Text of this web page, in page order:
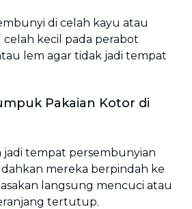
di celah kayu atau
celah kecil pada perabot
lem agar tidak jadi tempat
Pakaian Kotor di
jadi tempat persembunyian
mereka berpindah ke
langsung mencuci atau
tertutup.